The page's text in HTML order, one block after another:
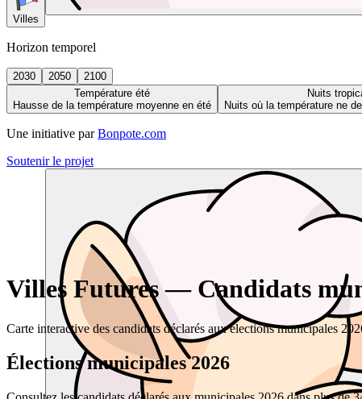
Villes
Horizon temporel
2030 2050
2100
Température été
Hausse de la température moyenne en été
Nuits
Nuits où la température ne
Une initiative par Bonpote.com
Soutenir le projet
Villes Futures — Candidats
Carte interactive des candidats déclarés aux élections municipales
Élections municipales 2026